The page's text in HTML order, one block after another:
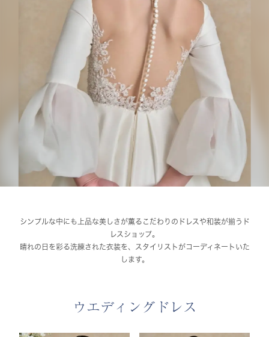
シンプルな中にも上品な美しさが薫るこだわりのドレスや和装が揃うド
レスショップ。
晴れの日を彩る洗練された衣装を、スタイリストがコーディネートいた
します。
ウエディングドレス